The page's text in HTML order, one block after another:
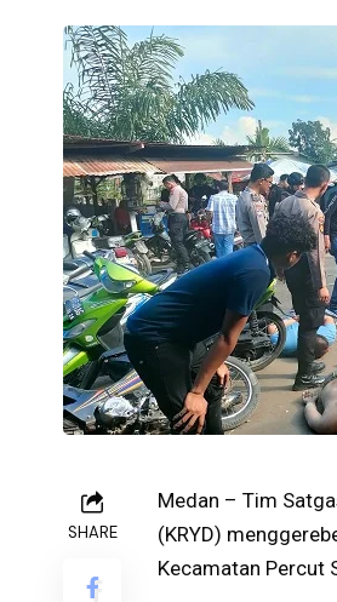
SHARE
Medan – Tim
(KRYD)
Kecamatan Percut